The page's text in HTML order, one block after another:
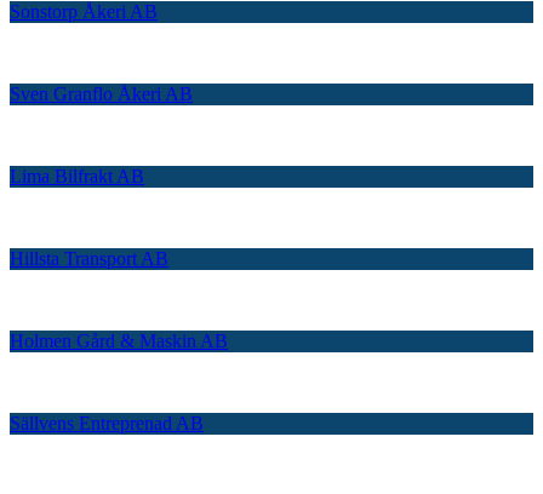
Sonstorp Åkeri AB
Sven Granflo Åkeri AB
Lima Bilfrakt AB
Hillsta Transport AB
Holmen Gård & Maskin AB
Sällvens Entreprenad AB